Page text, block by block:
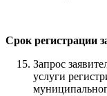
Срок регистрации
Запрос
услуги